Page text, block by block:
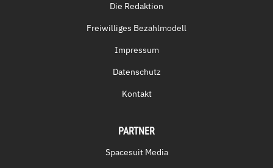
Die Redaktion
Freiwilliges Bezahlmodell
Impressum
Datenschutz
Kontakt
PARTNER
Spacesuit Media